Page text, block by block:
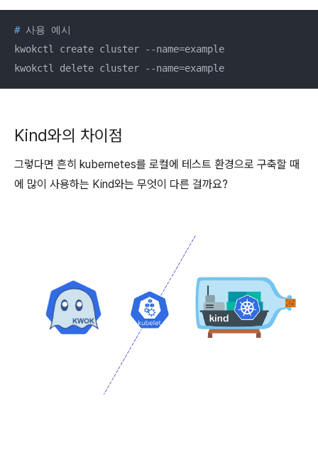
# 사용 예시
kwokctl create cluster --name=example
kwokctl delete cluster --name=example
Kind와의 차이점
그렇다면 흔히 kubernetes를 로컬에 테스트 환경으로 구축할 때
에 많이 사용하는 Kind와는 무엇이 다른 걸까요?